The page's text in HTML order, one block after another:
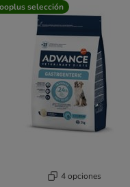
selección
4 opciones